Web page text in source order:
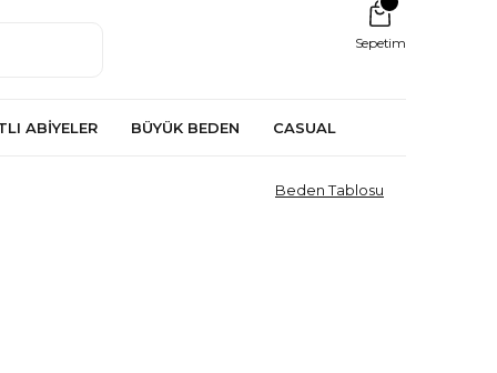
Sepetim
ABİYELER BÜYÜK BEDEN CASUAL
Beden Tablosu